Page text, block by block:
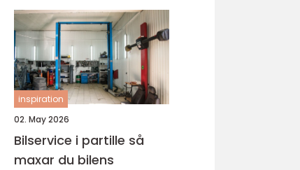
inspiration
02. May 2026
Bilservice i partille så
maxar du bilens